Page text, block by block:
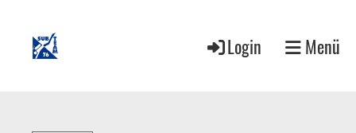
Login Menü